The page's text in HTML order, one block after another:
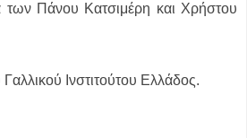
των Πάνου Κατσιμέρη και Χρήστου
Ινστιτούτου Ελλάδος.